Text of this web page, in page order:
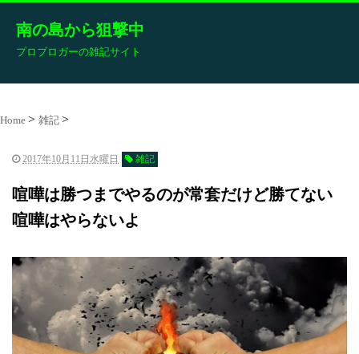
南の島から狙撃中
プロブロガーの雑記サイト
Home 雑記
2017年10月11日水曜日 雑記
喧嘩は勝つまでやるのが常套だけど勝てない
喧嘩はやらないよ